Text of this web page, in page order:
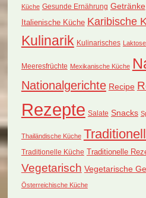
Küche Gesunde Ernährung Getränke
Italienische Küche Karibische
Kulinarik Kulinarisches
Meeresfrüchte Mexikanische Küche
Nationalgerichte Recipe
Rezepte Salate Snacks
Thailändische Küche
Traditionelle Küche Traditionelle
Vegetarisch Vegetarische
Österreichische Küche